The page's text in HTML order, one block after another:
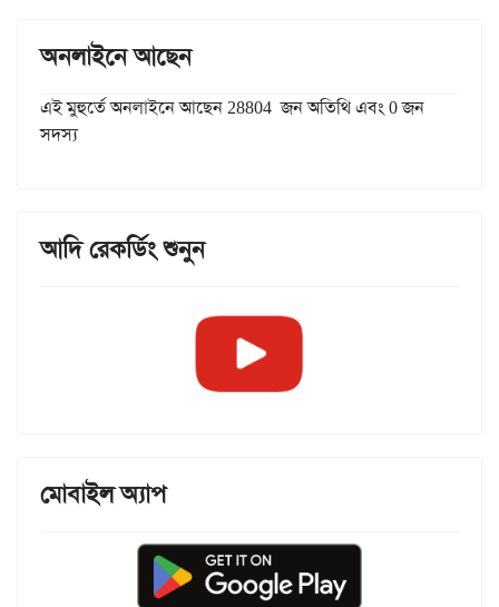
অনলাইনে আছেন
এই মুহুর্তে অনলাইনে আছেন 28804 জন অতিথি এবং 0 জন
সদস্য
আদি রেকর্ডিং শুনুন
মোবাইল অ্যাপ